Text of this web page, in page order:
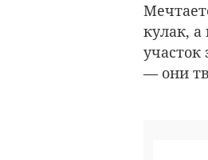
кулак, а
— они